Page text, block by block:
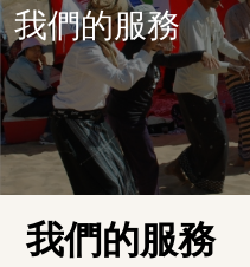
我們的服務
我們的服務